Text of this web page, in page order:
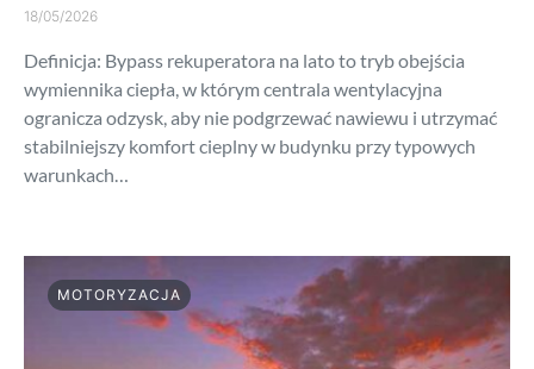
18/05/2026
Definicja: Bypass rekuperatora na lato to tryb obejścia
wymiennika ciepła, w którym centrala wentylacyjna
ogranicza odzysk, aby nie podgrzewać nawiewu i utrzymać
stabilniejszy komfort cieplny w budynku przy typowych
warunkach…
MOTORYZACJA